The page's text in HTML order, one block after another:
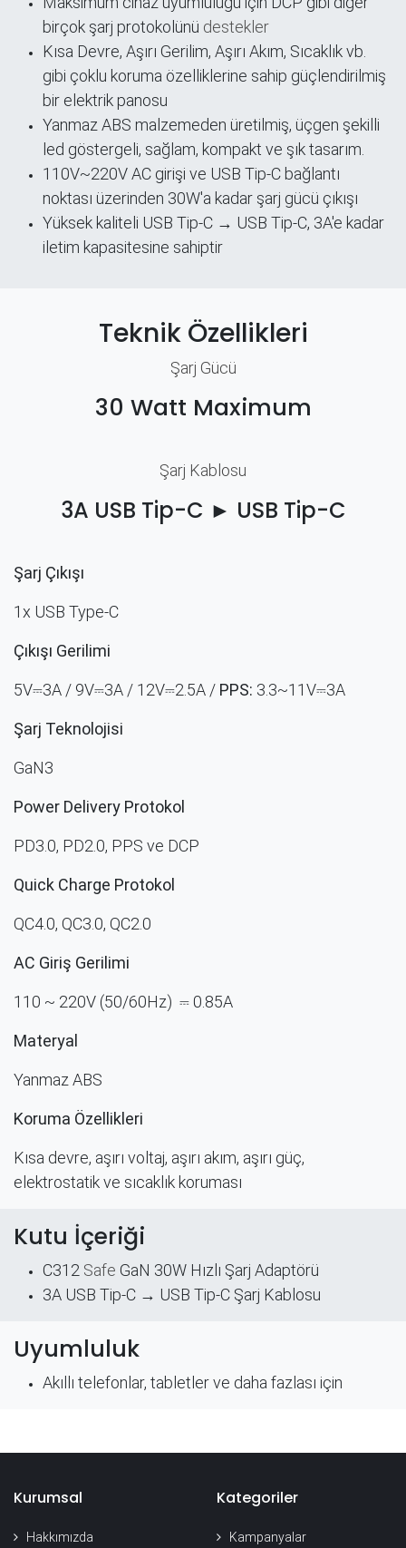
birçok şarj protokolünü destekler
Kısa Devre, Aşırı Gerilim, Aşırı Akım, Sıcaklık vb.
gibi çoklu koruma özelliklerine sahip güçlendirilmiş
bir elektrik panosu
Yanmaz ABS malzemeden üretilmiş, üçgen şekilli
led göstergeli, sağlam, kompakt ve şık tasarım.
110V~220V AC girişi ve USB Tip-C bağlantı
noktası üzerinden 30W'a kadar şarj gücü çıkışı
Yüksek kaliteli USB Tip-C → USB Tip-C, 3A'e kadar
iletim kapasitesine sahiptir
Teknik Özellikleri
Şarj Gücü​
30 Watt Maximum
Şarj Kablosu
3A USB Tip-C ► USB Tip-C
Şarj Çıkışı
1x USB Type-C
Çıkışı Gerilimi
5V⎓3A / 9V⎓3A / 12V⎓2.5A / PPS: 3.3~11V⎓3A
Şarj Teknolojisi
GaN3
Power Delivery Protokol
PD3.0, PD2.0, PPS ve DCP
Quick Charge Protokol
QC4.0, QC3.0, QC2.0
AC Giriş Gerilimi
110 ~ 220V (50/60Hz) ⎓ 0.85A
Materyal
Yanmaz ABS
Koruma Özellikleri
Kısa devre, aşırı voltaj, aşırı akım, aşırı güç,
elektrostatik ve sıcaklık koruması
Kutu İçeriği
C312 Safe GaN 30W Hızlı Şarj Adaptörü
3A USB Tip-C → USB Tip-C Şarj Kablosu
Uyumluluk
Akıllı telefonlar, tabletler ve daha fazlası için
Kurumsal
Hakkımızda
Kategoriler
Kampanyalar